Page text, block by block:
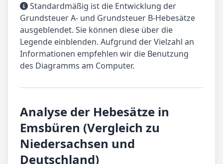
Standardmäßig ist die Entwicklung der
Grundsteuer A- und Grundsteuer B-Hebesätze
ausgeblendet. Sie können diese über die
Legende einblenden. Aufgrund der Vielzahl an
Informationen empfehlen wir die Benutzung
des Diagramms am Computer.
Analyse der Hebesätze in
Emsbüren (Vergleich zu
Niedersachsen und
Deutschland)